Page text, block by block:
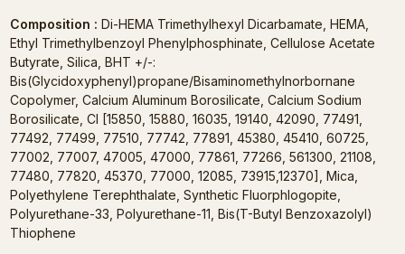
Composition : Di-HEMA Trimethylhexyl Dicarbamate, HEMA,
Ethyl Trimethylbenzoyl Phenylphosphinate, Cellulose Acetate
Butyrate, Silica, BHT +/-:
Bis(Glycidoxyphenyl)propane/Bisaminomethylnorbornane
Copolymer, Calcium Aluminum Borosilicate, Calcium Sodium
Borosilicate, CI [15850, 15880, 16035, 19140, 42090, 77491,
77492, 77499, 77510, 77742, 77891, 45380, 45410, 60725,
77002, 77007, 47005, 47000, 77861, 77266, 561300, 21108,
77480, 77820, 45370, 77000, 12085, 73915,12370], Mica,
Polyethylene Terephthalate, Synthetic Fluorphlogopite,
Polyurethane-33, Polyurethane-11, Bis(T-Butyl Benzoxazolyl)
Thiophene